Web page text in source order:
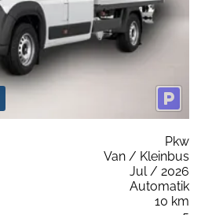
Pkw
Van / Kleinbus
Jul / 2026
Automatik
10 km